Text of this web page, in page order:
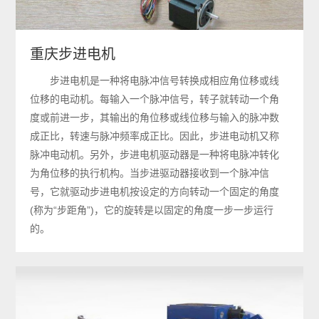
重庆步进电机
步进电机是一种将电脉冲信号转换成相应角位移或线
位移的电动机。每输入一个脉冲信号，转子就转动一个角
度或前进一步，其输出的角位移或线位移与输入的脉冲数
成正比，转速与脉冲频率成正比。因此，步进电动机又称
脉冲电动机。另外，步进电机驱动器是一种将电脉冲转化
为角位移的执行机构。当步进驱动器接收到一个脉冲信
号，它就驱动步进电机按设定的方向转动一个固定的角度
(称为“步距角”)，它的旋转是以固定的角度一步一步运行
的。